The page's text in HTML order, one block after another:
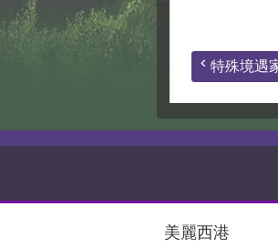
特殊境遇
美麗西港